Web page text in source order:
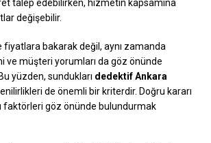
talep edebilirken, hizmetin kapsamına
değişebilir.
fiyatlara bakarak değil, aynı zamanda
ve müşteri yorumları da göz önünde
yüzden, sundukları dedektif Ankara
de önemli bir kriterdir. Doğru kararı
faktörleri göz önünde bulundurmak